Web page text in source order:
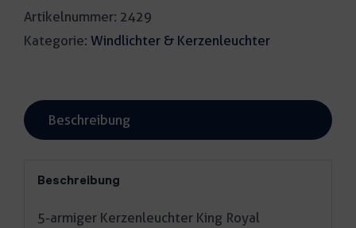
Artikelnummer: 2429
Kategorie: Windlichter & Kerzenleuchter
Beschreibung
Beschreibung
5-armiger Kerzenleuchter King Royal